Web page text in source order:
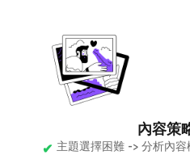
內容策
主題選擇困難 -> 分析內